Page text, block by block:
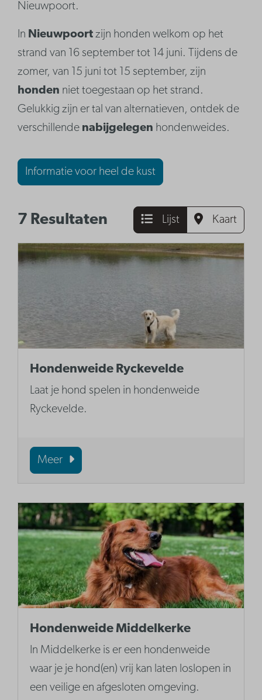
Nieuwpoort.
In Nieuwpoortzijn honden welkom op het
strand van 16 september tot 14 juni. Tijdens de
zomer, van 15 juni tot 15 september, zijn
honden niet toegestaan op het strand.
Gelukkig zijn er tal van alternatieven, ontdek de
verschillende nabijgelegen hondenweides.
Informatie voor heel de kust
7 Resultaten Lijst Kaart
Hondenweide Ryckevelde
Laat je hond spelen in hondenweide
Ryckevelde.
Meer
Hondenweide Middelkerke
In Middelkerke is er een hondenweide
waar je je hond(en) vrij kan laten loslopen in
een veilige en afgesloten omgeving.